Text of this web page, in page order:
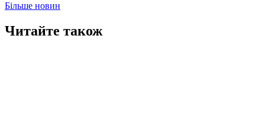
Більше новин
Читайте також